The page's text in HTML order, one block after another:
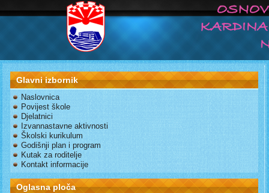
Glavni izbornik
Naslovnica
Povijest škole
Djelatnici
Izvannastavne aktivnosti
Školski kurikulum
Godišnji plan i program
Kutak za roditelje
Kontakt informacije
Oglasna ploča